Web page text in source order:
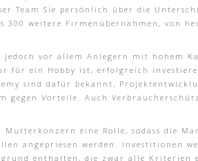
Team Sie persönlich über die
weitere Firmenübernahmen, von
vor allem Anlegern mit hohem
für ein Hobby ist, erfolgreich
sind dafür bekannt,
gegen Vorteile. Auch
eine Rolle, sodass die
angepriesen werden. Investitionen
enthalten, die zwar alle